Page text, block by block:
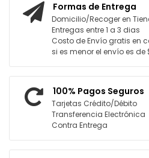
Formas de Entrega
Domicilio/Recoger en
Entregas entre 1 a 3 dias
Costo de Envío gratis en
si es menor el envío es de
100% Pagos Seguros
Tarjetas Crédito/Débito
Transferencia Electrónica
Contra Entrega